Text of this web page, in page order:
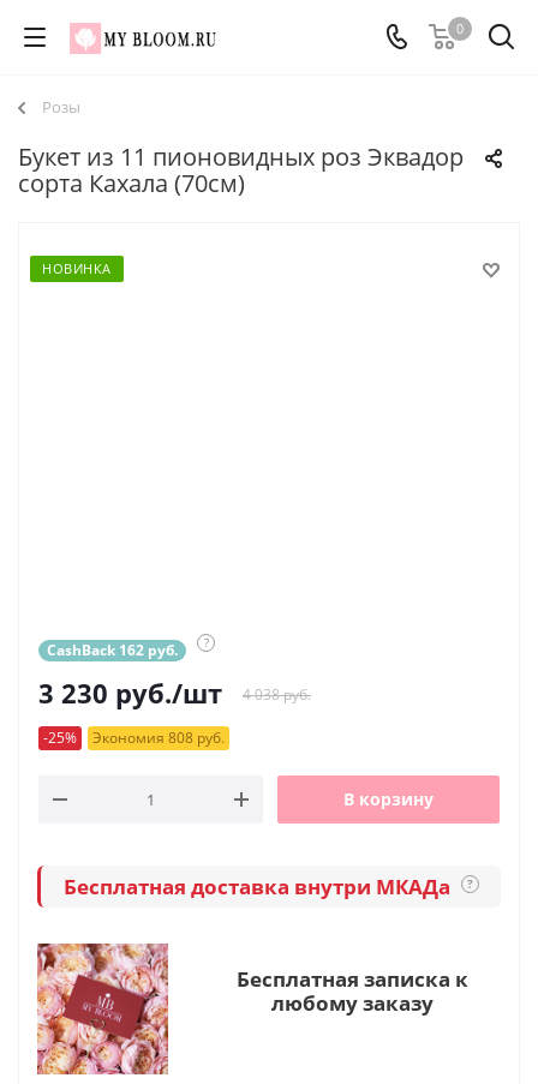
0
Розы
Букет из 11 пионовидных роз Эквадор
сорта Кахала (70см)
НОВИНКА
CashBack 162 руб. ?
3 230 руб./шт 4 038 руб.
-25% Экономия 808 руб.
В корзину
Бесплатная доставка внутри МКАДа ?
Бесплатная записка к
любому заказу